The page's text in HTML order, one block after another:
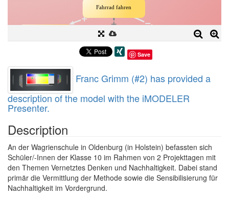
Save
Franc Grimm (#2) has provided a
description of the model with the iMODELER
Presenter.
Description
An der Wagrienschule in Oldenburg (in Holstein) befassten sich
Schüler/-Innen der Klasse 10 im Rahmen von 2 Projekttagen mit
den Themen Vernetztes Denken und Nachhaltigkeit. Dabei stand
primär die Vermittlung der Methode sowie die Sensibilisierung für
Nachhaltigkeit im Vordergrund.